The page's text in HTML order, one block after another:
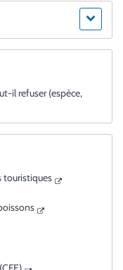
il refuser (espèce,
touristiques